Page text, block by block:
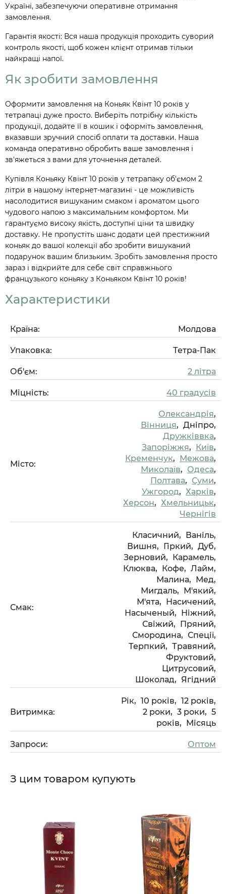
Україні, забезпечуючи оперативне отримання
замовлення.
Гарантія якості: Вся наша продукція проходить суворий
контроль якості, щоб кожен клієнт отримав тільки
найкращі напої.
Як зробити замовлення
Оформити замовлення на Коньяк Квінт 10 років у
тетрапаці дуже просто. Виберіть потрібну кількість
продукції, додайте її в кошик і оформіть замовлення,
вказавши зручний спосіб оплати та доставки. Наша
команда оперативно обробить ваше замовлення і
зв'яжеться з вами для уточнення деталей.
Купівля Коньяку Квінт 10 років у тетрапаку об'ємом 2
літри в нашому інтернет-магазині - це можливість
насолодитися вишуканим смаком і ароматом цього
чудового напою з максимальним комфортом. Ми
гарантуємо високу якість, доступні ціни та швидку
доставку. Не пропустіть шанс додати цей престижний
коньяк до вашої колекції або зробити вишуканий
подарунок вашим близьким. Зробіть замовлення просто
зараз і відкрийте для себе світ справжнього
французького коньяку з Коньяком Квінт 10 років!
Характеристики
Країна: Молдова
Упаковка: Тетра-Пак
Об'єм: 2 літра
Міцність: 40 градусів
Місто:
Олександрія,
Вінниця, Дніпро,
Дружківвка,
Запоріжжя, Київ,
Кременчук, Межова,
Миколаїв, Одеса,
Полтава, Суми,
Ужгород, Харків,
Херсон, Хмельницьк,
Чернігів
Смак:
Класичний, Ваніль,
Вишня, Гіркий, Дуб,
Зерновий, Карамель,
Клюква, Кофе, Лайм,
Малина, Мед,
Мигдаль, М'який,
М'ята, Насичений,
Насыченый, Ніжний,
Свіжий, Пряний,
Смородина, Спеції,
Терпкий, Травяний,
Фруктовий,
Цитрусовий,
Шоколад, Ягідний
Витримка:
Рік, 10 років, 12 років,
2 роки, 3 роки, 5
років, Місяць
Запроси: Оптом
З цим товаром купують